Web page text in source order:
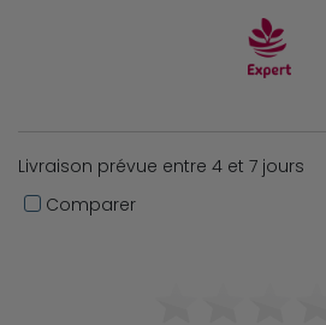
Livraison prévue entre 4 et 7 jours
Comparer